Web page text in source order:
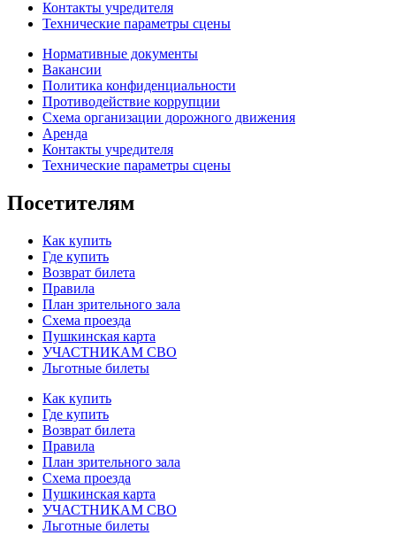
Контакты учредителя
Технические параметры сцены
Нормативные документы
Вакансии
Политика конфиденциальности
Противодействие коррупции
Схема организации дорожного движения
Аренда
Контакты учредителя
Технические параметры сцены
Посетителям
Как купить
Где купить
Возврат билета
Правила
План зрительного зала
Схема проезда
Пушкинская карта
УЧАСТНИКАМ СВО
Льготные билеты
Как купить
Где купить
Возврат билета
Правила
План зрительного зала
Схема проезда
Пушкинская карта
УЧАСТНИКАМ СВО
Льготные билеты